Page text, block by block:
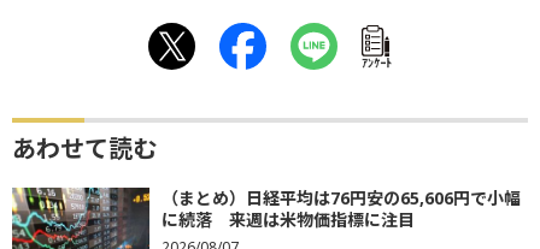
ｱﾝｹｰﾄ
あわせて読む
（まとめ）日経平均は76円安の65,606円で小幅
に続落 来週は米物価指標に注目